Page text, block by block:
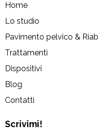
Home
Lo studio
Pavimento pelvico &
Trattamenti
Dispositivi
Blog
Contatti
Scrivimi!